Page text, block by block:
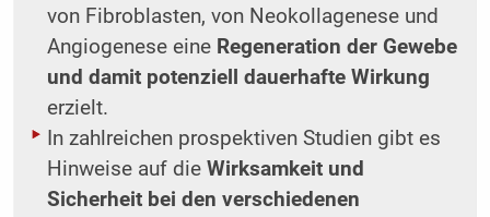
von ­Fibroblasten, von Neokollagenese und
Angiogenese eine Regeneration der Gewebe
und ­damit potenziell dauerhafte Wirkung
erzielt.
In zahlreichen prospektiven Studien gibt es
Hinweise auf die Wirksamkeit und
Sicherheit bei den ­verschiedenen